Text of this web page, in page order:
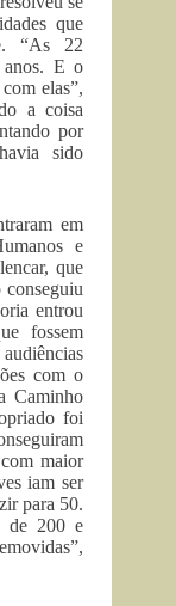
que
“As 22
anos. E o
elas”,
a coisa
por
sido
em
e
que
entrou
fossem
com o
Caminho
foi
maior
iam ser
para 50.
de 200 e